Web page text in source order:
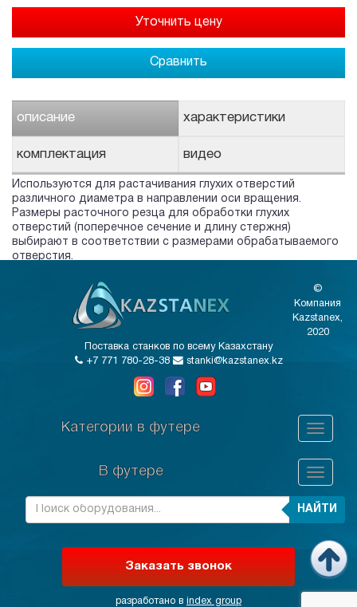
Сравнить
описание характеристики
комплектация видео
Используются для растачивания глухих отверстий
различного диаметра в направлении оси вращения.
Размеры расточного резца для обработки глухих
отверстий (поперечное сечение и длину стержня)
выбирают в соответствии с размерами обрабатываемого
отверстия.
©
Компания
Kazstanex,
2020
Поставка станков по всему Казахстану
+7 771 780-28-38
stanki@kazstanex.kz
Категории в футере
В футере
НАЙТИ
Заказать звонок
разработано в index group